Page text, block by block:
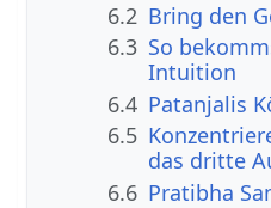
6.2 Bring den
6.3 So
Intuition
6.4 Patanjalis
6.5
das dritte
6.6 Pratibha